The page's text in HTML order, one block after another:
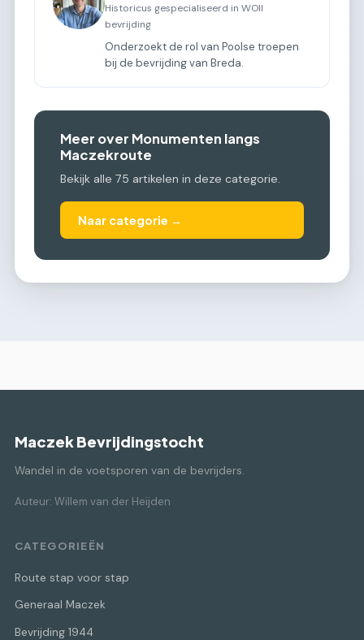
Historicus gespecialiseerd in WOII
bevrijding
Onderzoekt de rol van Poolse troepen
bij de bevrijding van Breda.
Meer over Monumenten langs
Maczekroute
Bekijk alle 75 artikelen in deze categorie.
Naar categorie →
Maczek Bevrijdingstocht
Wandel in de voetsporen van de bevrijders.
Auteur: Willem van der Heijden
CATEGORIEËN
Route stap voor stap
Generaal Maczek
Bevrijding 1944